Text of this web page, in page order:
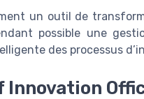
un outil de
possible une
des processus
Innovation